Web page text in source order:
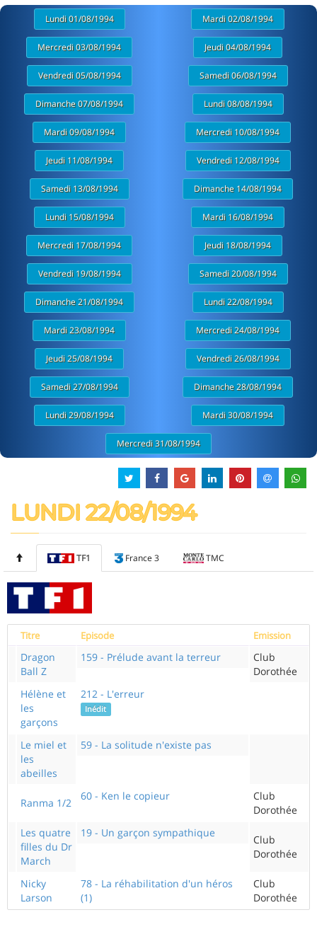
Lundi 01/08/1994 Mardi 02/08/1994
Mercredi 03/08/1994 Jeudi 04/08/1994
Vendredi 05/08/1994 Samedi 06/08/1994
Dimanche 07/08/1994 Lundi 08/08/1994
Mardi 09/08/1994 Mercredi 10/08/1994
Jeudi 11/08/1994 Vendredi 12/08/1994
Samedi 13/08/1994 Dimanche 14/08/1994
Lundi 15/08/1994 Mardi 16/08/1994
Mercredi 17/08/1994 Jeudi 18/08/1994
Vendredi 19/08/1994 Samedi 20/08/1994
Dimanche 21/08/1994 Lundi 22/08/1994
Mardi 23/08/1994 Mercredi 24/08/1994
Jeudi 25/08/1994 Vendredi 26/08/1994
Samedi 27/08/1994 Dimanche 28/08/1994
Lundi 29/08/1994 Mardi 30/08/1994
Mercredi 31/08/1994
LUNDI 22/08/1994
TF1 France 3 TMC
Titre Episode Emission
Dragon
Ball Z
159 - Prélude avant la terreur
Club
Dorothée
Hélène et
les
garçons
212 - L'erreur
Inédit
Le miel et
les
abeilles
59 - La solitude n'existe pas
Ranma 1/2
60 - Ken le copieur
Club
Dorothée
Les quatre
filles du Dr
March
19 - Un garçon sympathique
Club
Dorothée
Nicky
Larson
78 - La réhabilitation d'un héros
(1)
Club
Dorothée